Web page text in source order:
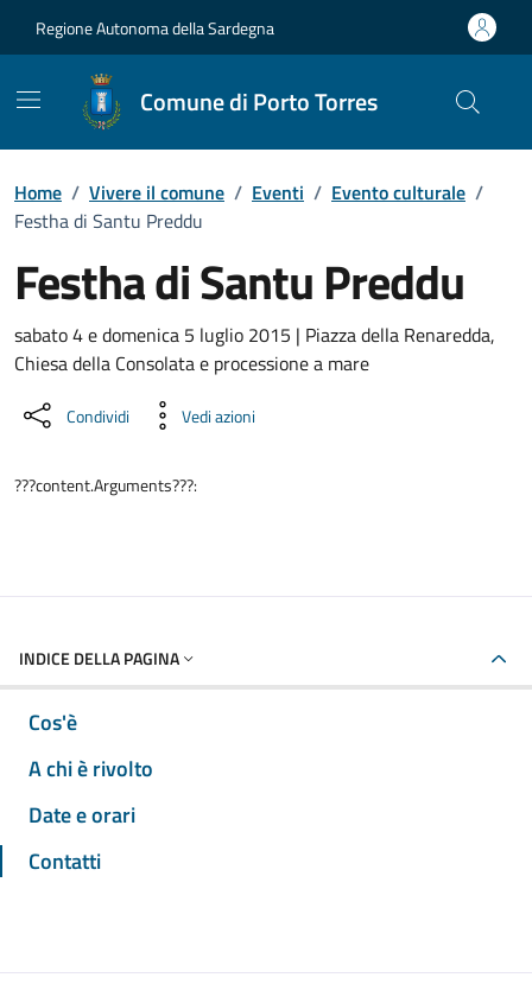
Regione Autonoma della Sardegna
Comune di Porto Torres
Home / Vivere il comune / Eventi / Evento culturale /
Festha di Santu Preddu
Festha di Santu Preddu
Dettaglio dell'evento
sabato 4 e domenica 5 luglio 2015 | Piazza della Renaredda,
Chiesa della Consolata e processione a mare
Condividi Vedi azioni
???content.Arguments???:
INDICE DELLA PAGINA
Cos'è
A chi è rivolto
Date e orari
Contatti